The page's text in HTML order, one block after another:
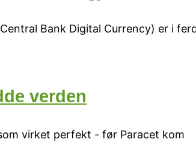
Bank Digital Currency) er i
verden
virket perfekt - før Paracet kom